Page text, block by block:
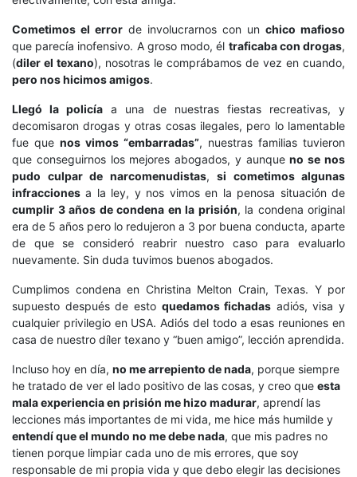
Cometimos el error de involucrarnos con un chico mafioso
que parecía inofensivo. A groso modo, él traficaba con drogas,
(diler el texano), nosotras le comprábamos de vez en cuando,
pero nos hicimos amigos.
Llegó la policía a una de nuestras fiestas recreativas, y
decomisaron drogas y otras cosas ilegales, pero lo lamentable
fue que nos vimos “embarradas”, nuestras familias tuvieron
que conseguirnos los mejores abogados, y aunqueno se nos
pudo culpar de narcomenudistas, si cometimos algunas
infracciones a la ley, y nos vimos en la penosa situación de
cumplir 3 años de condena en la prisión, la condena original
era de 5 años pero lo redujeron a 3 por buena conducta, aparte
de que se consideró reabrir nuestro caso para evaluarlo
nuevamente. Sin duda tuvimos buenos abogados.
Cumplimos condena en Christina Melton Crain, Texas. Y por
supuesto después de esto quedamos fichadas adiós, visa y
cualquier privilegio en USA. Adiós del todo a esas reuniones en
casa de nuestro díler texano y “buen amigo”, lección aprendida.
Incluso hoy en día, no me arrepiento de nada, porque siempre
he tratado de ver el lado positivo de las cosas, y creo que esta
mala experiencia en prisión me hizo madurar, aprendí las
lecciones más importantes de mi vida, me hice más humilde y
entendí que el mundo no me debe nada, que mis padres no
tienen porque limpiar cada uno de mis errores, que soy
responsable de mi propia vida y que debo elegir las decisiones